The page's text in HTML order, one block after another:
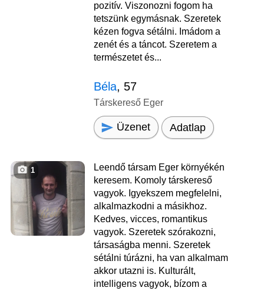
pozitív. Viszonozni fogom ha
tetszünk egymásnak. Szeretek
kézen fogva sétálni. Imádom a
zenét és a táncot. Szeretem a
természetet és...
Béla, 57
Társkereső Eger
Üzenet Adatlap
1
Leendő társam Eger környékén
keresem. Komoly társkereső
vagyok. Igyekszem megfelelni,
alkalmazkodni a másikhoz.
Kedves, vicces, romantikus
vagyok. Szeretek szórakozni,
társaságba menni. Szeretek
sétálni túrázni, ha van alkalmam
akkor utazni is. Kulturált,
intelligens vagyok, bízom a